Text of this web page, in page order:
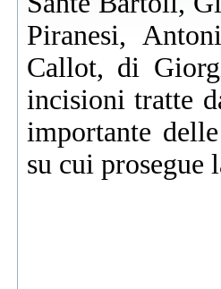
Piranesi,
Callot, di
incisioni tratte
importante
su cui prosegue